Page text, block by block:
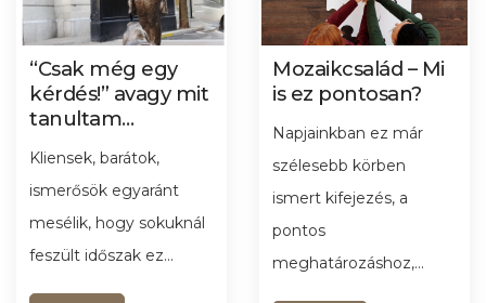
“Csak még egy
kérdés!” avagy mit
tanultam
hadnagytól
Kliensek, barátok,
ismerősök egyaránt
mesélik, hogy sokuknál
feszült időszak ez...
Mozaikcsalád – Mi
is ez pontosan?
Napjainkban ez már
szélesebb körben
ismert kifejezés, a
pontos
meghatározáshoz,...